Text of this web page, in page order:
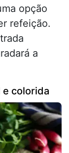
opção
refeição.
a
e colorida